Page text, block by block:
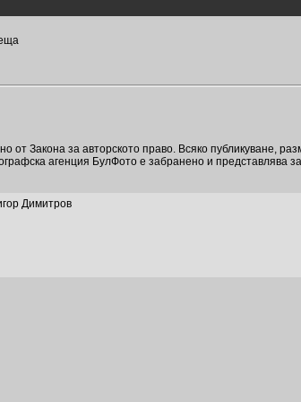
от Закона за авторското право. Всяко публикуване,
агенция БулФото е забранено и представлява
Димитров